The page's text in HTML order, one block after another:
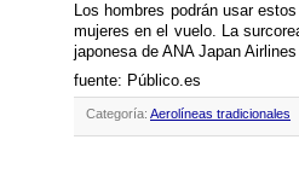
Los hombres podrán usar
mujeres en el vuelo. La
japonesa de ANA Japan
fuente: Público.es
Categoría: Aerolíneas tradicionales